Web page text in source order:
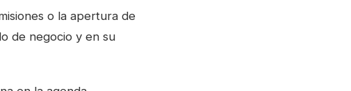
o la apertura de
de negocio y en su